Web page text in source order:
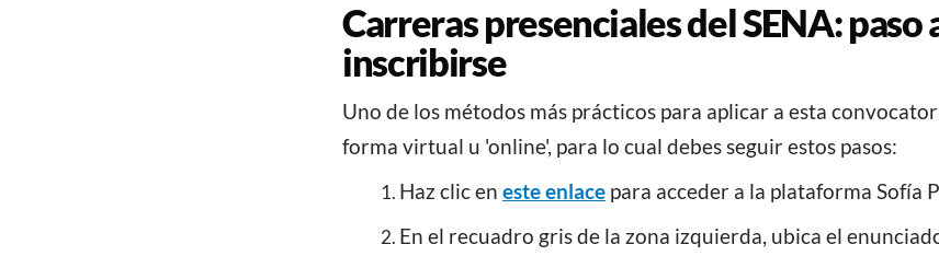
Carreras presenciales del SENA: paso
inscribirse
Uno de los métodos más prácticos para aplicar a esta
forma virtual u 'online', para lo cual debes seguir estos pasos:
Haz clic en este enlace para acceder a la plataforma Sofía
En el recuadro gris de la zona izquierda, ubica el